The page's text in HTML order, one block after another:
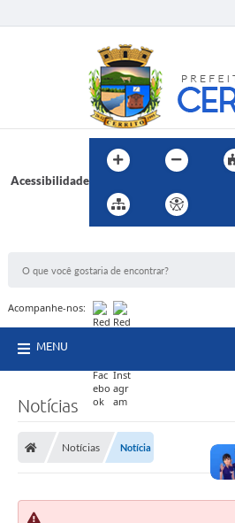
Acessibilidade
Acompanhe-nos:
MENU
Notícias
Notícias Notícia